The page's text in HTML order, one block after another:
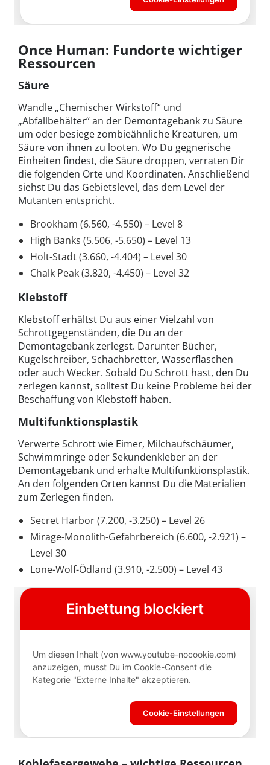
Once Human: Fundorte wichtiger
Ressourcen
Säure
Wandle „Chemischer Wirkstoff“ und
„Abfallbehälter“ an der Demontagebank zu Säure
um oder besiege zombieähnliche Kreaturen, um
Säure von ihnen zu looten. Wo Du gegnerische
Einheiten findest, die Säure droppen, verraten Dir
die folgenden Orte und Koordinaten. Anschließend
siehst Du das Gebietslevel, das dem Level der
Mutanten entspricht.
Brookham (6.560, -4.550) – Level 8
High Banks (5.506, -5.650) – Level 13
Holt-Stadt (3.660, -4.404) – Level 30
Chalk Peak (3.820, -4.450) – Level 32
Klebstoff
Klebstoff erhältst Du aus einer Vielzahl von
Schrottgegenständen, die Du an der
Demontagebank zerlegst. Darunter Bücher,
Kugelschreiber, Schachbretter, Wasserflaschen
oder auch Wecker. Sobald Du Schrott hast, den Du
zerlegen kannst, solltest Du keine Probleme bei der
Beschaffung von Klebstoff haben.
Multifunktionsplastik
Verwerte Schrott wie Eimer, Milchaufschäumer,
Schwimmringe oder Sekundenkleber an der
Demontagebank und erhalte Multifunktionsplastik.
An den folgenden Orten kannst Du die Materialien
zum Zerlegen finden.
Secret Harbor (7.200, -3.250) – Level 26
Mirage-Monolith-Gefahrbereich (6.600, -2.921) –
Level 30
Lone-Wolf-Ödland (3.910, -2.500) – Level 43